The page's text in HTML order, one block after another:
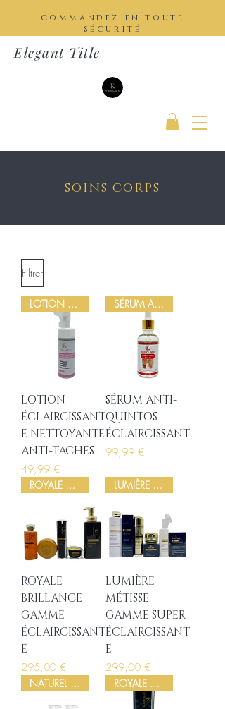
commandez en toute
sécurité
Elegant Title
soins corps
Filtrer
LOTION ÉCLAIRCISSANTE
LOTION
ÉCLAIRCISSANT
E NETTOYANTE
ANTI-TACHES
Prix
49,99 €
SÉRUM ANTI-QUINTOS
SÉRUM ANTI-
QUINTOS
ÉCLAIRCISSANT
Prix
99,99 €
ROYALE BRILLANCE
ROYALE
BRILLANCE
GAMME
ÉCLAIRCISSANT
E
Prix
295,00 €
LUMIÈRE MÉTISSE
LUMIÈRE
MÉTISSE
GAMME SUPER
ÉCLAIRCISSANT
E
Prix
299,00 €
NATUREL ÉCLAT ROYALE BRILLANCE